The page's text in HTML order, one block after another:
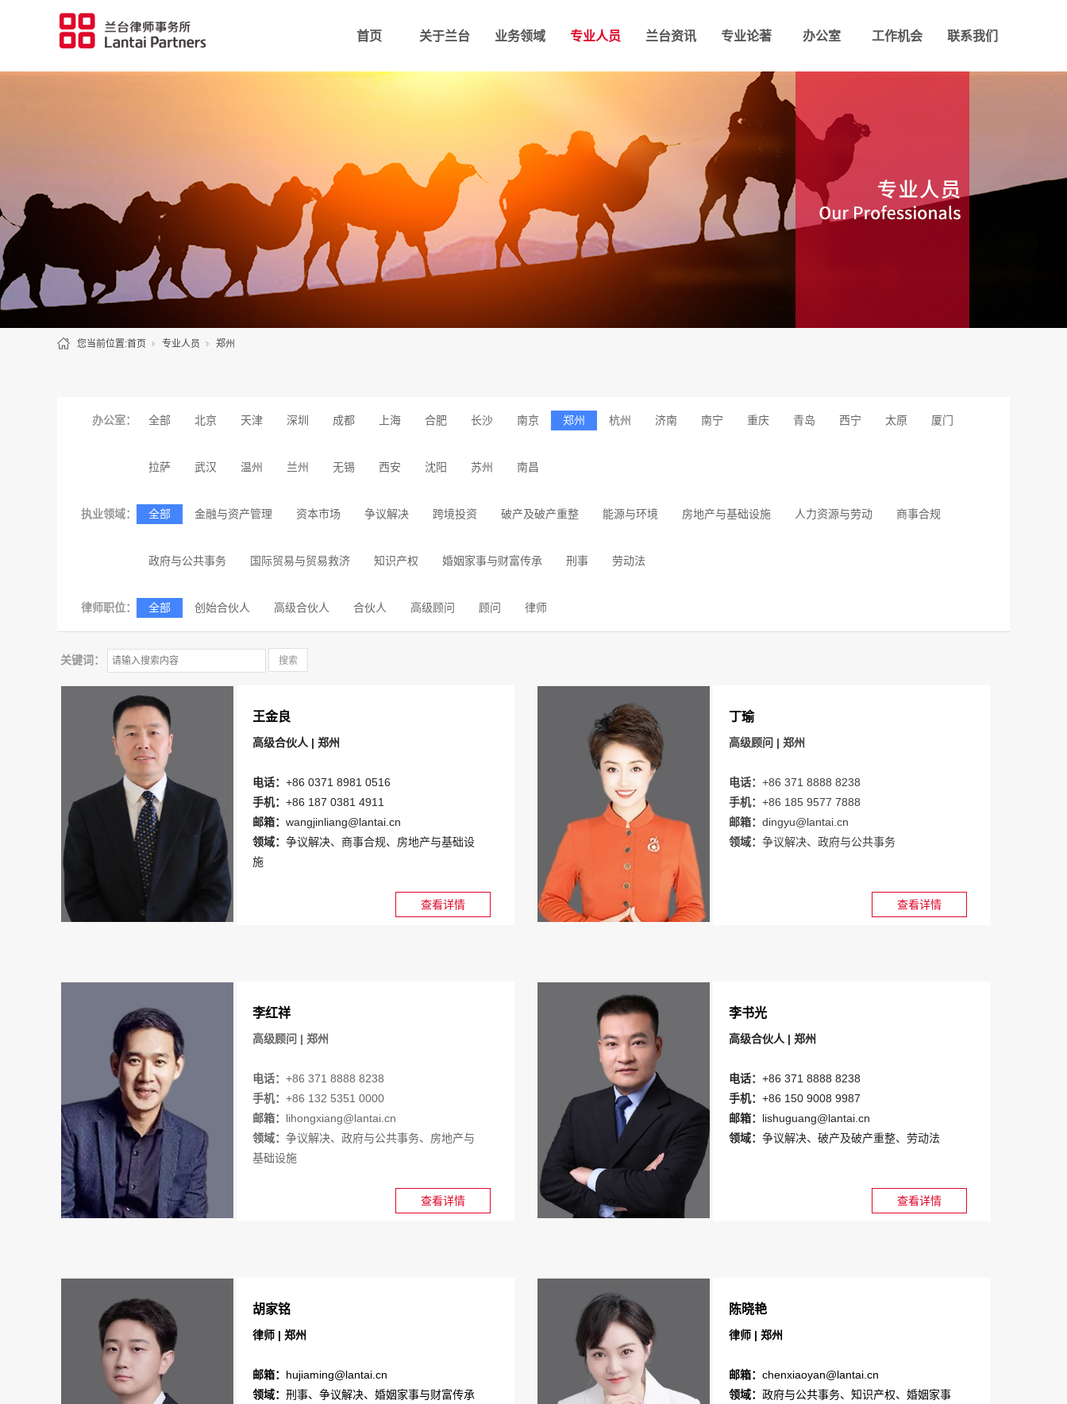
首页 关于兰台 业务领域 专业人员 兰台资讯 专业论著 办公室 工作机会 联系我们
您当前位置:首页 专业人员 郑州
办公室： 全部 北京 天津 深圳 成都 上海 合肥 长沙 南京 郑州 杭州 济南 南宁 重庆 青岛 西宁 太原 厦门
拉萨 武汉 温州 兰州 无锡 西安 沈阳 苏州 南昌
执业领域： 全部 金融与资产管理 资本市场 争议解决 跨境投资 破产及破产重整 能源与环境 房地产与基础设施 人力资源与劳动 商事合规
政府与公共事务 国际贸易与贸易救济 知识产权 婚姻家事与财富传承 刑事 劳动法
律师职位： 全部 创始合伙人 高级合伙人 合伙人 高级顾问 顾问 律师
关键词：
王金良
高级合伙人 | 郑州
电话： +86 0371 8981 0516
手机： +86 187 0381 4911
邮箱： wangjinliang@lantai.cn
领域： 争议解决、 商事合规、房地产与基础设
施
查看详情
丁瑜
高级顾问 | 郑州
电话： +86 371 8888 8238
手机： +86 185 9577 7888
邮箱： dingyu@lantai.cn
领域： 争议解决、政府与公共事务
查看详情
李红祥
高级顾问 | 郑州
电话： +86 371 8888 8238
手机： +86 132 5351 0000
邮箱： lihongxiang@lantai.cn
领域： 争议解决、政府与公共事务、房地产与
基础设施
查看详情
李书光
高级合伙人 | 郑州
电话： +86 371 8888 8238
手机： +86 150 9008 9987
邮箱： lishuguang@lantai.cn
领域： 争议解决、破产及破产重整、劳动法
查看详情
胡家铭
律师 | 郑州
邮箱： hujiaming@lantai.cn
领域： 刑事、争议解决、婚姻家事与财富传承
陈晓艳
律师 | 郑州
邮箱： chenxiaoyan@lantai.cn
领域： 政府与公共事务、知识产权、婚姻家事